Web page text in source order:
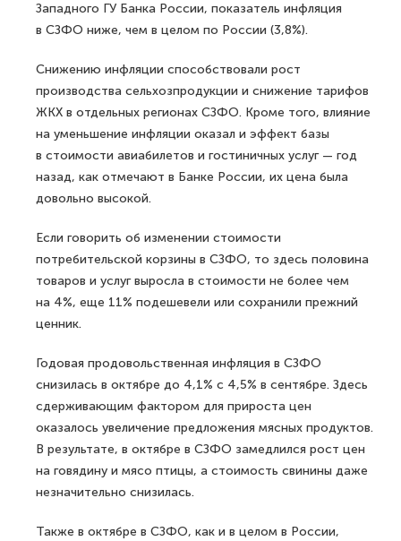
Западного ГУ Банка России, показатель инфляция
в СЗФО ниже, чем в целом по России (3,8%).
Снижению инфляции способствовали рост
производства сельхозпродукции и снижение тарифов
ЖКХ в отдельных регионах СЗФО. Кроме того, влияние
на уменьшение инфляции оказал и эффект базы
в стоимости авиабилетов и гостиничных услуг — год
назад, как отмечают в Банке России, их цена была
довольно высокой.
Если говорить об изменении стоимости
потребительской корзины в СЗФО, то здесь половина
товаров и услуг выросла в стоимости не более чем
на 4%, еще 11% подешевели или сохранили прежний
ценник.
Годовая продовольственная инфляция в СЗФО
снизилась в октябре до 4,1% с 4,5% в сентябре. Здесь
сдерживающим фактором для прироста цен
оказалось увеличение предложения мясных продуктов.
В результате, в октябре в СЗФО замедлился рост цен
на говядину и мясо птицы, а стоимость свинины даже
незначительно снизилась.
Также в октябре в СЗФО, как и в целом в России,